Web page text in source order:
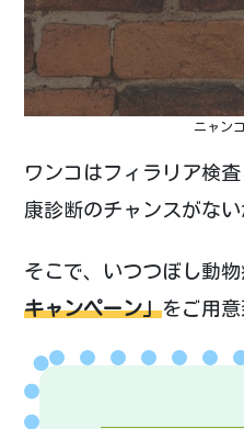
ニャン
ワンコはフィラリア検
康診断のチャンスがない
そこで、いつつぼし動
キャンペーン」をご用意